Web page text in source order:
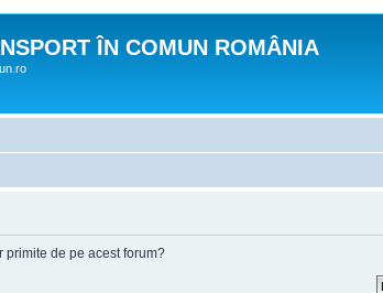
ÎN COMUN ROMÂNIA
primite de pe acest forum?